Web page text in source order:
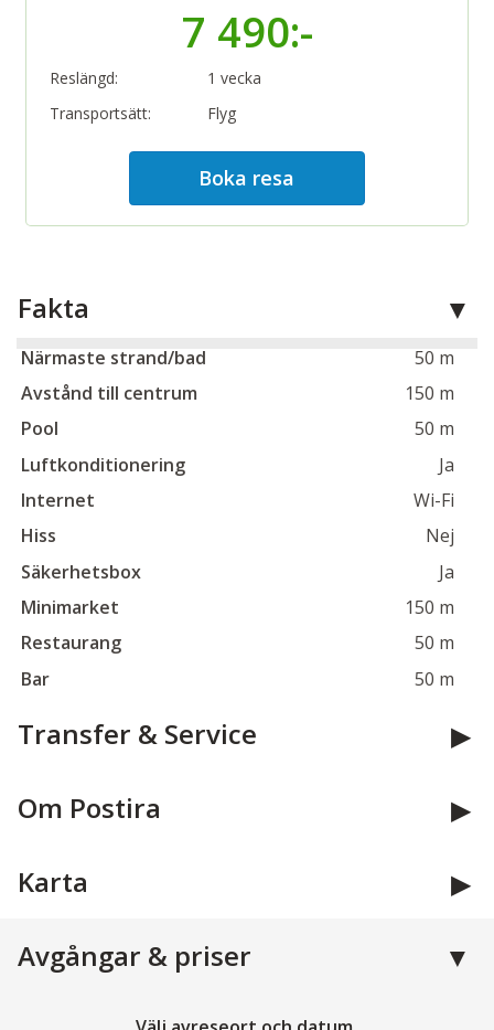
Hotell Pastura. Strandhanddukar finns att låna mot en
avgift på 5 €. Sängkläder och handdukar samt
avresestädning ingår, byte av handdukar sker en gång
i veckan. Tillgång till samtliga faciliteter (vissa mot
utomhuspool, barnpool, poolbar, wellness
med spabehandlingar). Hotellet har ett gym som du
Priset är 15 € för frukost och 30 € för middag. Barn upp
till 12 år äter till halva priset och barn under 2 år gratis.
7 490:-
Reslängd:
1 vecka
Transportsätt:
Flyg
Boka resa
Fakta
Närmaste strand/bad
50 m
Avstånd till centrum
150 m
Pool
50 m
Luftkonditionering
Ja
Internet
Wi-Fi
Hiss
Nej
Säkerhetsbox
Ja
Minimarket
150 m
Restaurang
50 m
Bar
50 m
Transfer & Service
Om Postira
Karta
Avgångar & priser